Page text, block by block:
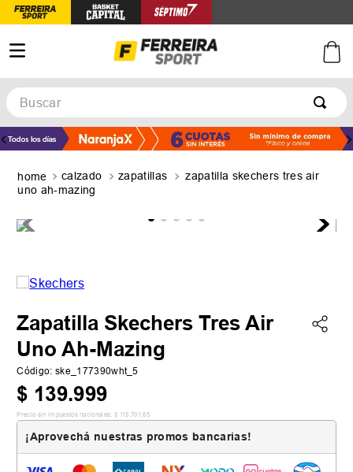
Buscar
calzado zapatillas
zapatilla skechers tres air
uno ah-mazing
Zapatilla Skechers Tres Air
Uno Ah-Mazing
Código: ske_177390wht_5
$ 139.999
Precio sin impuestos nacionales: $ 115 .701 ,65
¡Aprovechá nuestras promos bancarias!
TÉRMINOS MÁS BUSCADOS
2.
zapatillas